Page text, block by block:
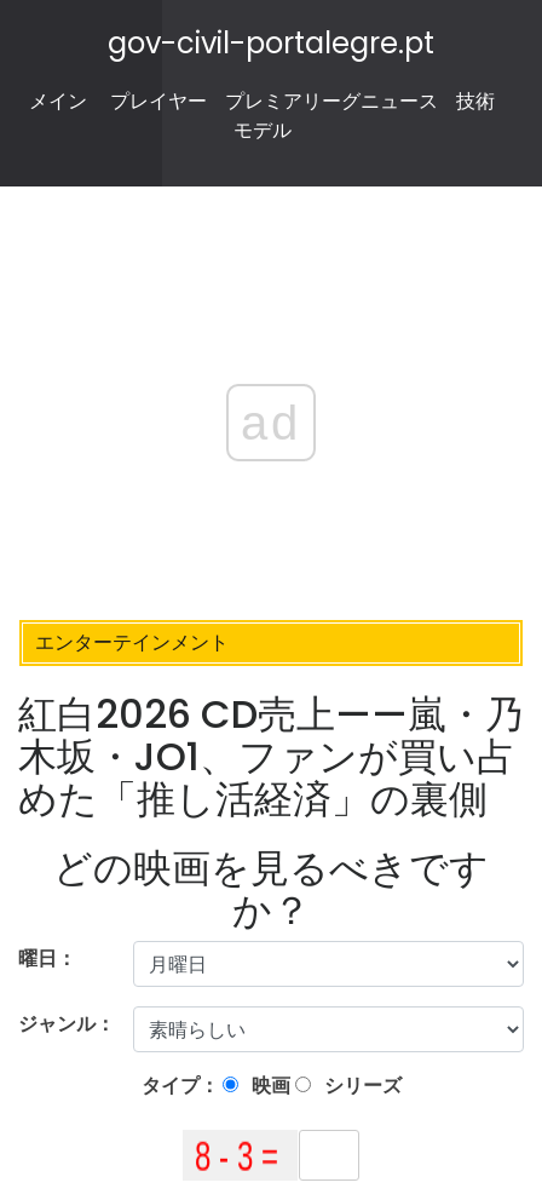
gov-civil-portalegre.pt
メイン プレイヤー プレミアリーグニュース
技術
モデル
ad
エンターテインメント
紅白2026 CD売上——嵐・乃
木坂・JO1、ファンが買い占
めた「推し活経済」の裏側
どの映画を見るべきです
か？
曜日：
ジャンル：
タイプ： 映画 シリーズ